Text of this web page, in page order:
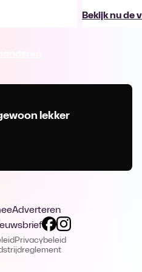
Bekijk nu de
lekker
Adverteren
Privacybeleid